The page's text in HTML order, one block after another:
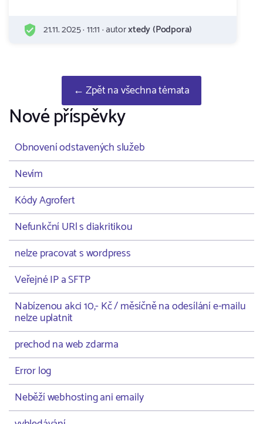
21.11. 2025 · 11:11 · autorxtedy (Podpora)
← Zpět na všechna témata
Nové příspěvky
Obnovení odstavených služeb
Nevím
Kódy Agrofert
Nefunkční URl s diakritikou
nelze pracovat s wordpress
Veřejné IP a SFTP
Nabízenou akci 10,- Kč / měsíčně na odesílání e-mailu
nelze uplatnit
prechod na web zdarma
Error log
Neběží webhosting ani emaily